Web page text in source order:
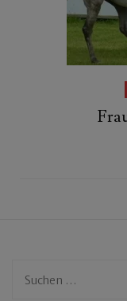
Suchen